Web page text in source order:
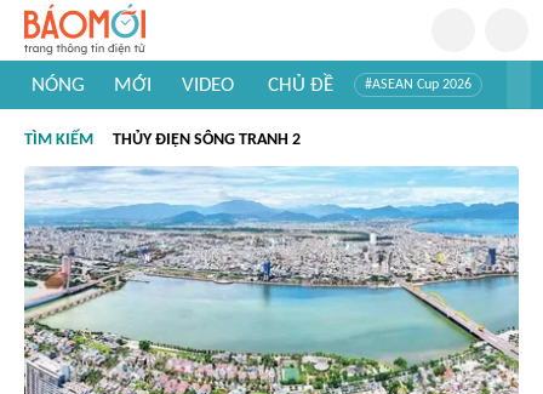
NÓNG MỚI VIDEO CHỦ ĐỀ #ASEAN Cup 2026
#Khám phá thế giới
TÌM KIẾM THỦY ĐIỆN SÔNG TRANH 2